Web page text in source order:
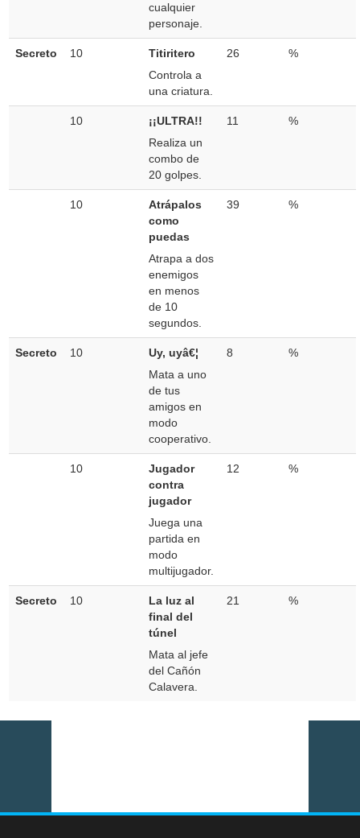
cualquier
personaje.
Secreto 10
Titiritero
Controla a
una criatura.
26 %
10
¡¡ULTRA!!
Realiza un
combo de
20 golpes.
11 %
10
Atrápalos
como
puedas
Atrapa a dos
enemigos
en menos
de 10
segundos.
39 %
Secreto 10
Uy, uyâ€¦
Mata a uno
de tus
amigos en
modo
cooperativo.
8 %
10
Jugador
contra
jugador
Juega una
partida en
modo
multijugador.
12 %
Secreto 10
La luz al
final del
túnel
Mata al jefe
del Cañón
Calavera.
21 %